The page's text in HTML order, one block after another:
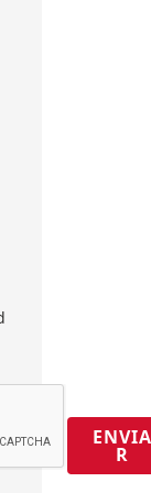
ENVIA
R